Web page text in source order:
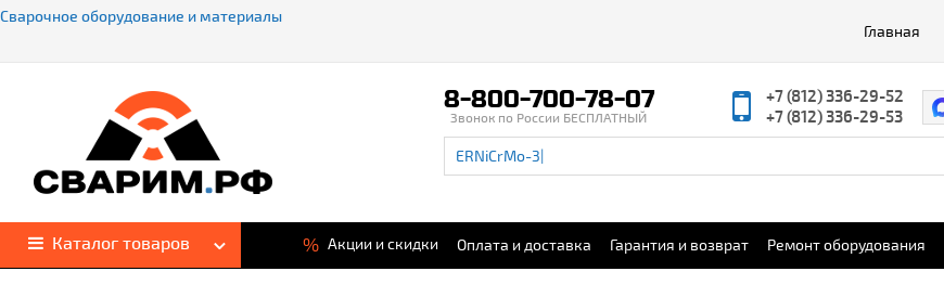
Сварочное оборудование и материалы
Главная
8-800-700-78-07
Звонок по России БЕСПЛАТНЫЙ
+7 (812) 336-29-52
+7 (812) 336-29-53
Каталог товаров % Акции и скидки Оплата и доставка Гарантия и возврат Ремонт оборудования